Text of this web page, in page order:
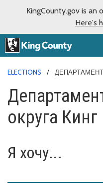
KingCounty.gov is an
Here's
ELECTIONS
округа Кинг
Я хочу...